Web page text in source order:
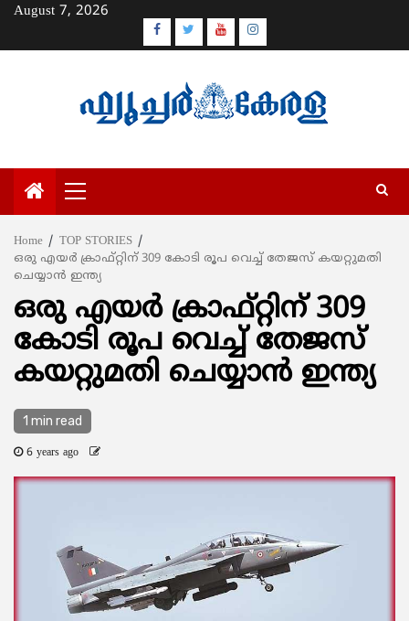
Skip
content
August 7, 2026
Facebook
TwitterYoutubeInstagram
Primary
Menu
Home
TOP STORIES
ഒരു എയര്‍ ക്രാഫ്റ്റിന് 309 കോടി രൂപ വെച്ച് തേജസ് കയറ്റുമതി
ചെയ്യാന്‍ ഇന്ത്യ
ഒരു എയര്‍ ക്രാഫ്റ്റിന് 309
കോടി രൂപ വെച്ച് തേജസ്
കയറ്റുമതി ചെയ്യാന്‍ ഇന്ത്യ
1 min read
6 years ago